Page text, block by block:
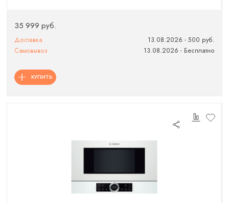
35 999 руб.
Доставка
13.08.2026 - 500 руб.
Самовывоз
13.08.2026 - Бесплатно
КУПИТЬ